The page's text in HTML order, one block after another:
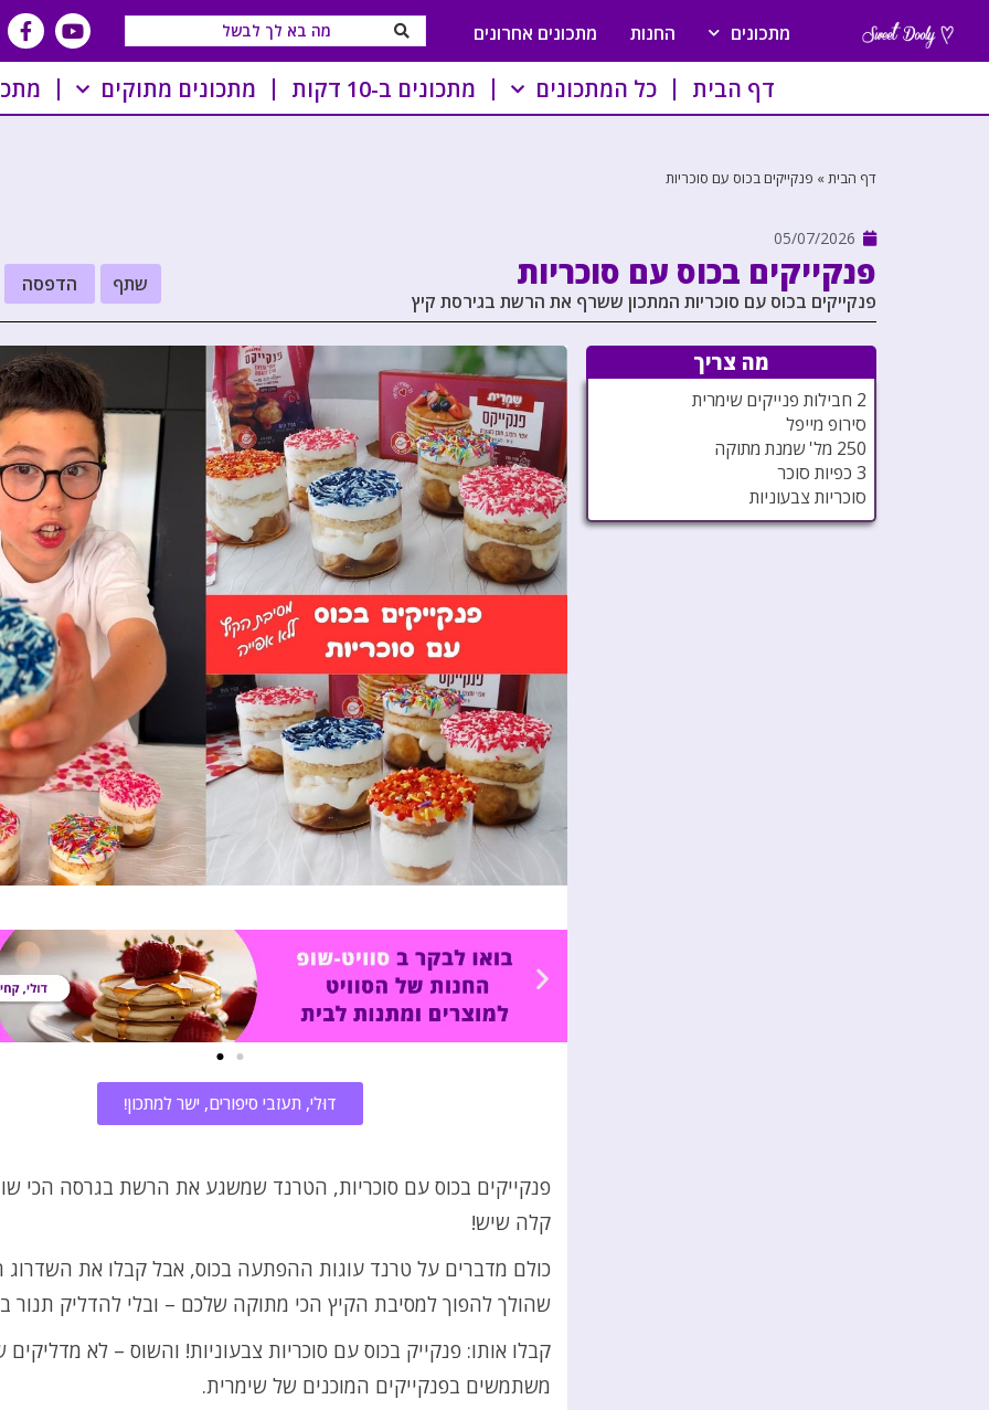
מתכונים החנות מתכונים אחרונים
דף הבית כל המתכונים מתכונים ב-10 דקות מתכונים מתוקים
דף הבית» פנקייקים בכוס עם סוכריות
05/07/2026
פנקייקים בכוס עם סוכריות
פנקייקים בכוס עם סוכריות המתכון ששרף את הרשת בגירסת קיץ
שתף הדפסה
מה צריך
2 חבילות פנייקים שימרית
סירופ מייפל
250 מל' שמנת מתוקה
3 כפיות סוכר
סוכריות צבעוניות
דוּלי, תעזבי סיפורים, ישר למתכון!
פנקייקים בכוס עם סוכריות, הטרנד שמשגע את הרשת בגרסה הכי
קלה שיש!
כולם מדברים על טרנד עוגות ההפתעה בכוס, אבל קבלו את השדרוג
שהולך להפוך למסיבת הקיץ הכי מתוקה שלכם – ובלי להדליק תנור
קבלו אותו: פנקייק בכוס עם סוכריות צבעוניות! והשוס – לא מדליקים
משתמשים בפנקייקים המוכנים של שימרית.